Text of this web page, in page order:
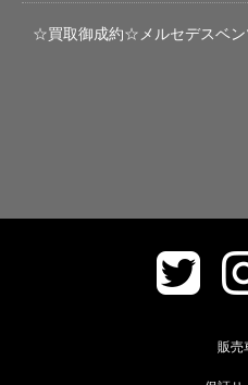
☆買取御成約☆メルセデスベン
販売